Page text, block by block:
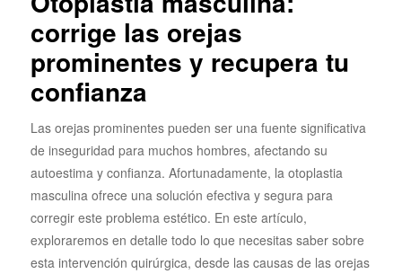
corrige las orejas
prominentes y recupera tu
confianza
Las orejas prominentes pueden ser una fuente significativa
de inseguridad para muchos hombres, afectando su
autoestima y confianza. Afortunadamente, la otoplastia
masculina ofrece una solución efectiva y segura para
corregir este problema estético. En este artículo,
exploraremos en detalle todo lo que necesitas saber sobre
esta intervención quirúrgica, desde las causas de las orejas